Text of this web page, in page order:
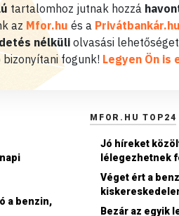
tartalomhoz jutnak hozzá
az Mfor.hu és a Privátbankár.hu
nélküliolvasási
fogunk! Legyen Ön is
a benzin,
MFOR.HU TOP24
Jó híreket
lélegezhetnek
Véget ért a
Bezár az egyik